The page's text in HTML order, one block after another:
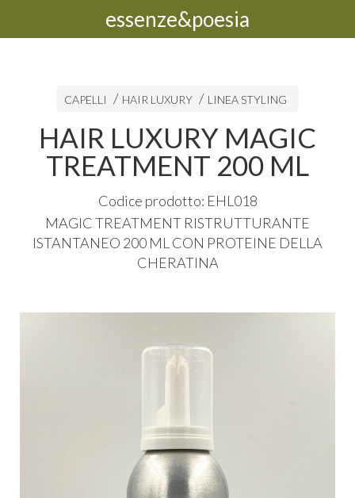
essenze&poesia
CAPELLI HAIR LUXURY LINEA STYLING
HAIR LUXURY MAGIC
TREATMENT 200 ML
Codice prodotto: EHL018
MAGICTREATMENT RISTRUTTURANTE
ISTANTANEO 200 ML CON PROTEINE DELLA
CHERATINA